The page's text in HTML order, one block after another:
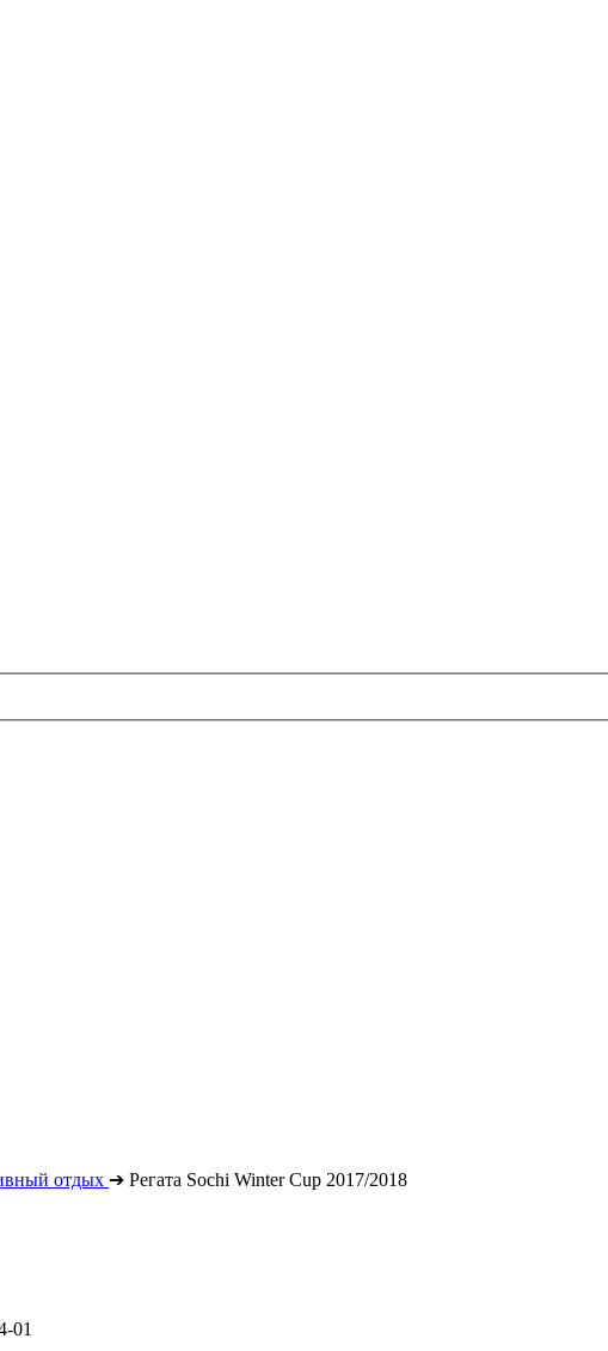
отдых ➔ Регата Sochi Winter Cup 2017/2018
01